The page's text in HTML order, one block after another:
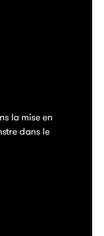
la mise en
dans le